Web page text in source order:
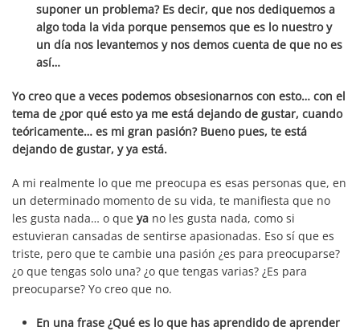
suponer un problema? Es decir, que nos dediquemos a
algo toda la vida porque pensemos que es lo nuestro y
un día nos levantemos y nos demos cuenta de que no es
así…
Yo creo que a veces podemos obsesionarnos con esto… con el
tema de ¿por qué esto ya me está dejando de gustar, cuando
teóricamente… es mi gran pasión? Bueno pues, te está
dejando de gustar, y ya está.
A mi realmente lo que me preocupa es esas personas que, en
un determinado momento de su vida, te manifiesta que no
les gusta nada… o que ya no les gusta nada, como si
estuvieran cansadas de sentirse apasionadas. Eso sí que es
triste, pero que te cambie una pasión ¿es para preocuparse?
¿o que tengas solo una? ¿o que tengas varias? ¿Es para
preocuparse? Yo creo que no.
En una frase ¿Qué es lo que has aprendido de aprender